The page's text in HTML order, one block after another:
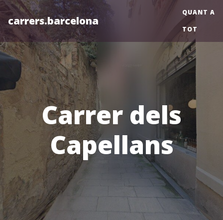
carrers.barcelona
QUANT A
TOT
Carrer dels
Capellans